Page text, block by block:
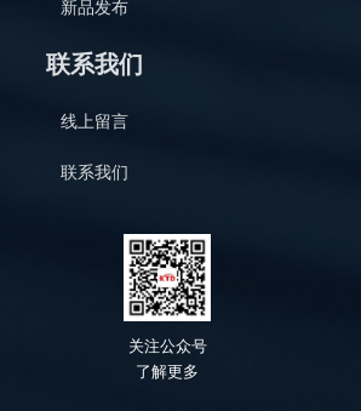
新品发布
联系我们
线上留言
联系我们
关注公众号
了解更多